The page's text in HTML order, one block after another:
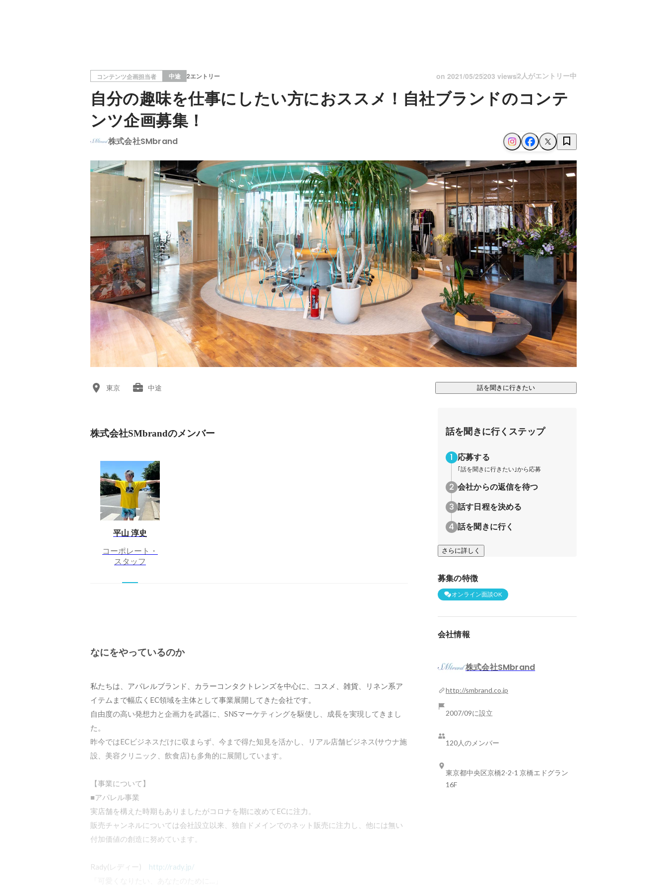
コンテンツ企画担当者 中途 2エントリー on 2021/05/25203 views2人がエントリー中
自分の趣味を仕事にしたい方におススメ！自社ブランドのコンテ
ンツ企画募集！
株式会社SMbrand
東京 中途 話を聞きに行きたい
株式会社SMbrandのメンバー
平山 淳史
コーポレート・
スタッフ
なにをやっているのか
私たちは、アパレルブランド、カラーコンタクトレンズを中心に、コスメ、雑貨、リネン系ア
イテムまで幅広くEC領域を主体として事業展開してきた会社です。
自由度の高い発想力と企画力を武器に、SNSマーケティングを駆使し、成長を実現してきまし
た。
昨今ではECビジネスだけに収まらず、今まで得た知見を活かし、リアル店舗ビジネス(サウナ施
設、美容クリニック、飲食店)も多角的に展開しています。
【事業について】
■アパレル事業
実店舗を構えた時期もありましたがコロナを期に改めてECに注力。
販売チャンネルについては会社設立以来、独自ドメインでのネット販売に注力し、他には無い
付加価値の創造に努めています。
Rady(レディー) http://rady.jp/
話を聞きに行くステップ
応募する
｢話を聞きに行きたい｣から応募
会社からの返信を待つ
話す日程を決める
話を聞きに行く
さらに詳しく
募集の特徴
オンライン面談OK
会社情報
株式会社SMbrand
http://smbrand.co.jp
2007/09に設立
120人のメンバー
東京都中央区京橋2-2-1 京橋エドグラン
16F